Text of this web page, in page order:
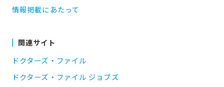
情報掲載にあたって
関連サイト
ドクターズ・ファイル
ドクターズ・ファイル ジョブズ